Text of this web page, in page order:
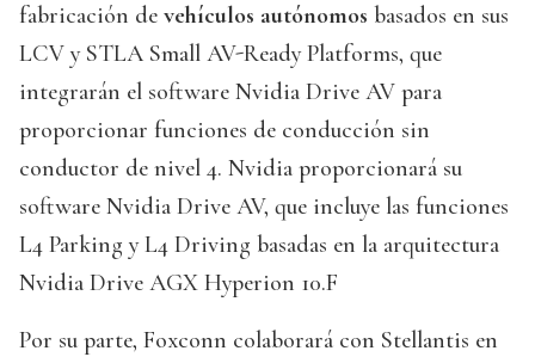
fabricación de vehículos autónomos basados en sus
LCV y STLA Small AV-Ready Platforms, que
integrarán el software Nvidia Drive AV para
proporcionar funciones de conducción sin
conductor de nivel 4. Nvidia proporcionará su
software Nvidia Drive AV, que incluye las funciones
L4 Parking y L4 Driving basadas en la arquitectura
Nvidia Drive AGX Hyperion 10.F
Por su parte, Foxconn colaborará con Stellantis en